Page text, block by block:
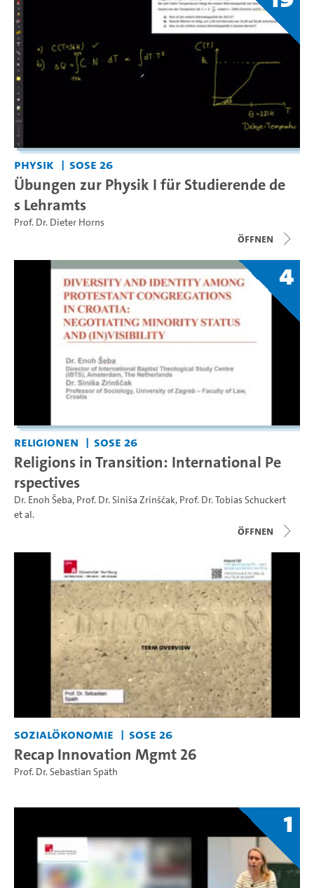
Physik SoSe 26
Übungen zur Physik I für Studierende de
s Lehramts
Prof. Dr. Dieter Horns
Öffnen
4
Religionen SoSe 26
Religions in Transition: International Pe
rspectives
Dr. Enoh Šeba, Prof. Dr. Siniša Zrinščak, Prof. Dr. Tobias Schuckert
et al.
Öffnen
Sozialökonomie SoSe 26
Recap Innovation Mgmt 26
Prof. Dr. Sebastian Späth
1